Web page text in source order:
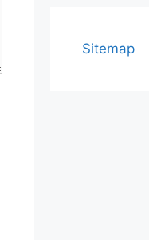
Sitemap